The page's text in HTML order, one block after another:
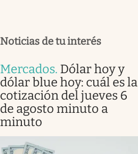
Noticias de tu interés
Mercados. Dólar hoy y
dólar blue hoy: cuál es la
cotización del jueves 6
de agosto minuto a
minuto